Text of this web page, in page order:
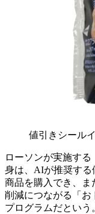
値引きシール
ローソンが実施す
身は、AIが推奨する
商品を購入でき、ま
削減につながる「お
プログラムだという